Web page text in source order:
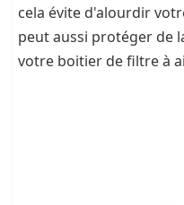
cela évite d'alourdir
peut aussi protéger de
votre boitier de filtre à